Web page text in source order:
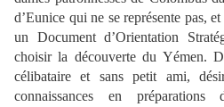
d’Eunice qui ne se représente pas,
un Document d’Orientation
choisir la découverte du Yémen.
célibataire et sans petit ami,
connaissances en